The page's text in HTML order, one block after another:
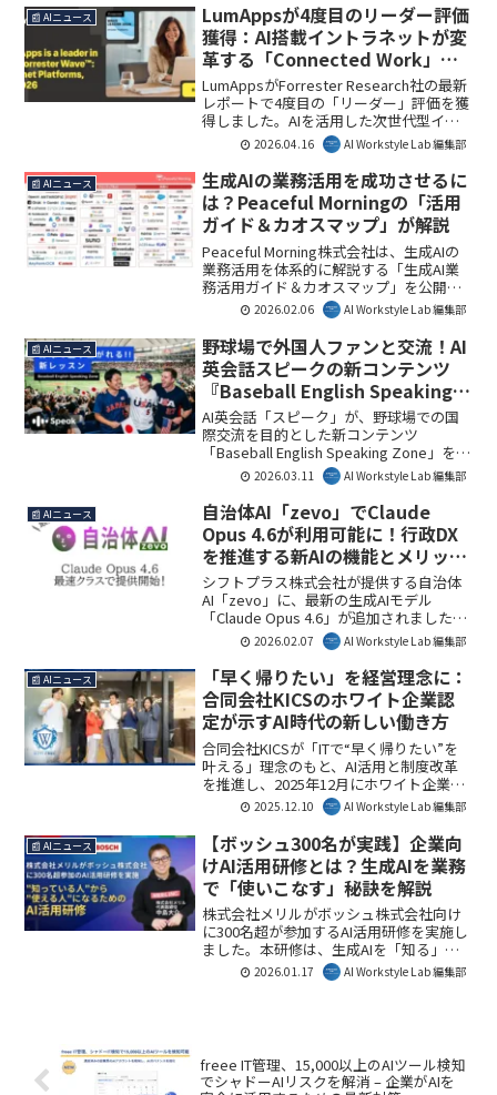
📰 AIニュース
LumAppsが4度目のリーダー評価
獲得：AI搭載イントラネットが変
革する「Connected Work」と
は
LumAppsがForrester Research社の最新
レポートで4度目の「リーダー」評価を獲
得しました。AIを活用した次世代型イン
トラネットが、分断された業務環境を統
合し、「Connected Work」を実現する上
で重要性が増しています。AI Workstyle
Lab編集部としては、この動向が企業の
DX推進に新たな道筋を示すものと見てい
ます。
2026.04.16 AI Workstyle Lab 編集部
📰 AIニュース
生成AIの業務活用を成功させるに
は？Peaceful Morningの「活用
ガイド＆カオスマップ」が解説
Peaceful Morning株式会社は、生成AIの
業務活用を体系的に解説する「生成AI業
務活用ガイド＆カオスマップ」を公開し
ました。本資料は、AI導入に悩む企業が
直面する課題を解決し、具体的な活用方
法から定着までを支援します。AI
Workstyle Lab編集部としては、実践的な
情報がAI導入の加速に寄与すると考えま
す。
2026.02.06 AI Workstyle Lab 編集部
📰 AIニュース
野球場で外国人ファンと交流！AI
英会話スピークの新コンテンツ
『Baseball English Speaking
Zone』で“野球英語”を習得する
方法
AI英会話「スピーク」が、野球場での国
際交流を目的とした新コンテンツ
「Baseball English Speaking Zone」を公
開しました。これにより、海外の野球フ
ァンとのコミュニケーションが容易にな
り、観戦体験がより豊かになるでしょ
う。AI Workstyle Lab編集部としては、実
践的な英語学習の新たな可能性に注目し
ています。
2026.03.11 AI Workstyle Lab 編集部
📰 AIニュース
自治体AI「zevo」でClaude
Opus 4.6が利用可能に！行政DX
を推進する新AIの機能とメリット
を解説
シフトプラス株式会社が提供する自治体
AI「zevo」に、最新の生成AIモデル
「Claude Opus 4.6」が追加されました。
高度な推論能力と実用性を兼ね備えたこ
の新モデルは、自治体業務の効率化と精
度向上に貢献し、行政のDXを加速させる
ことが期待されます。
2026.02.07 AI Workstyle Lab 編集部
📰 AIニュース
「早く帰りたい」を経営理念に：
合同会社KICSのホワイト企業認
定が示すAI時代の新しい働き方
合同会社KICSが「ITで“早く帰りたい”を
叶える」理念のもと、AI活用と制度改革
を推進し、2025年12月にホワイト企業認
定を取得しました。本取り組みは、短時
間で高い成果を出す新しい働き方を社会
に提示しており、多くの企業にとって生
産性向上と従業員満足度向上を両立させ
るヒントとなるでしょう。AI Workstyle
Lab編集部としても、AIが働き方にもたら
す変革の好事例として注目しています。
2025.12.10 AI Workstyle Lab 編集部
📰 AIニュース
【ボッシュ300名が実践】企業向
けAI活用研修とは？生成AIを業務
で「使いこなす」秘訣を解説
株式会社メリルがボッシュ株式会社向け
に300名超が参加するAI活用研修を実施し
ました。本研修は、生成AIを「知る」か
ら「使える」スキルへと昇華させ、業務
効率を最大化する実践的な内容です。AI
と考えます。
2026.01.17 AI Workstyle Lab 編集部
freee IT管理、15,000以上のAIツール検知
でシャドーAIリスクを解消 – 企業がAIを